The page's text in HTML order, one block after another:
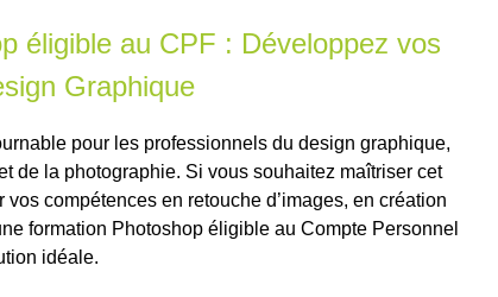
éligible au CPF : Développez vos
Graphique
pour les professionnels du design graphique,
de la photographie. Si vous souhaitez maîtriser cet
compétences en retouche d’images, en création
formation Photoshop éligible au Compte Personnel
idéale.